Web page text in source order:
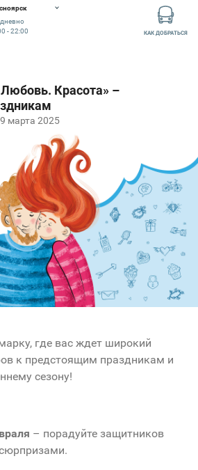
- 22:00
КАК ДОБРАТЬСЯ
марта 2025
где вас ждет широкий
к предстоящим праздникам и
сезону!
– порадуйте защитников